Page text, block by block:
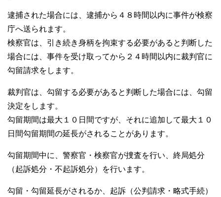
逮捕された場合には、逮捕から４８時間以内に事件が検察
庁へ送られます。
検察官は、引き続き身柄を拘束する必要があると判断した
場合には、事件を受け取ってから２４時間以内に裁判官に
勾留請求をします。
裁判官は、勾留する必要があると判断した場合には、勾留
決定をします。
勾留期間は最大１０日間ですが、それに追加して最大１０
日間勾留期間の延長がされることがあります。
勾留期間中に、警察官・検察官が捜査を行い、終局処分
（起訴処分・不起訴処分）を行います。
勾留・勾留延長がされるか、起訴（公判請求・略式手続）